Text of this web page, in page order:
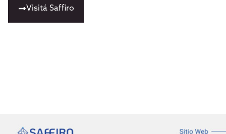
Visitá Saffiro